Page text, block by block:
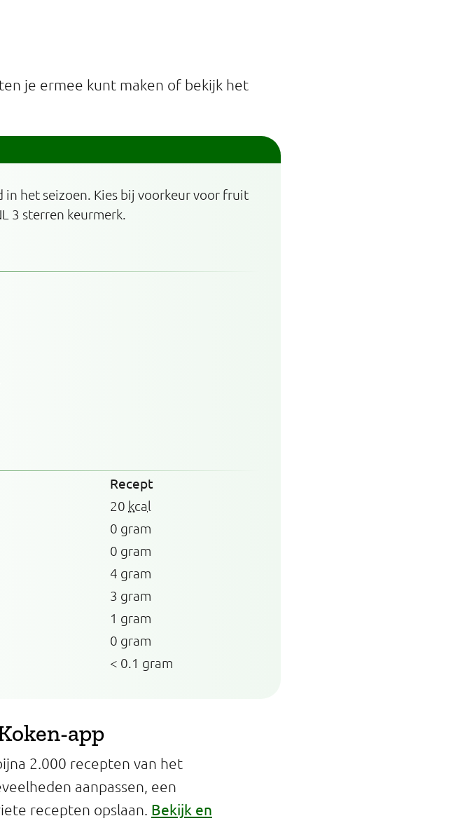
je ermee kunt maken of bekijk het
in het seizoen. Kies bij voorkeur voor fruit
3 sterren keurmerk.
Recept
20 kcal
0 gram
0 gram
4 gram
3 gram
1 gram
0 gram
< 0.1 gram
app
2.000 recepten van het
aanpassen, een
recepten opslaan. Bekijk en